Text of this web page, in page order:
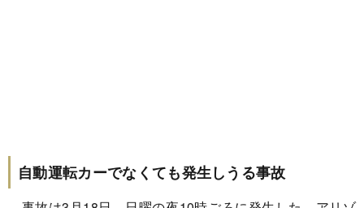
自動運転カーでなくても発生しうる事故